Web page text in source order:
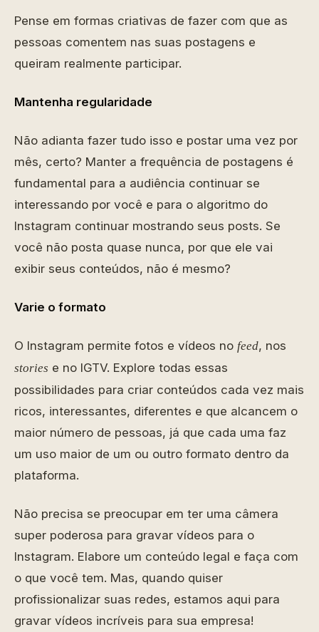
Pense em formas criativas de fazer com que as
pessoas comentem nas suas postagens e
queiram realmente participar.
Mantenha regularidade
Não adianta fazer tudo isso e postar uma vez por
mês, certo? Manter a frequência de postagens é
fundamental para a audiência continuar se
interessando por você e para o algoritmo do
Instagram continuar mostrando seus posts. Se
você não posta quase nunca, por que ele vai
exibir seus conteúdos, não é mesmo?
Varie o formato
O Instagram permite fotos e vídeos no feed, nos
stories e no IGTV. Explore todas essas
possibilidades para criar conteúdos cada vez mais
ricos, interessantes, diferentes e que alcancem o
maior número de pessoas, já que cada uma faz
um uso maior de um ou outro formato dentro da
plataforma.
Não precisa se preocupar em ter uma câmera
super poderosa para gravar vídeos para o
Instagram. Elabore um conteúdo legal e faça com
o que você tem. Mas, quando quiser
profissionalizar suas redes, estamos aqui para
gravar vídeos incríveis para sua empresa!